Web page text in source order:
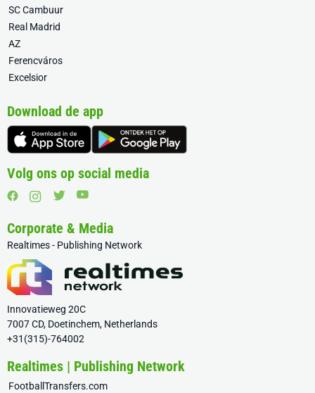
SC Cambuur
Real Madrid
AZ
Ferencváros
Excelsior
Download de app
Volg ons op social media
Corporate & Media
Realtimes - Publishing Network
Innovatieweg 20C
7007 CD, Doetinchem, Netherlands
+31(315)-764002
Realtimes | Publishing Network
FootballTransfers.com